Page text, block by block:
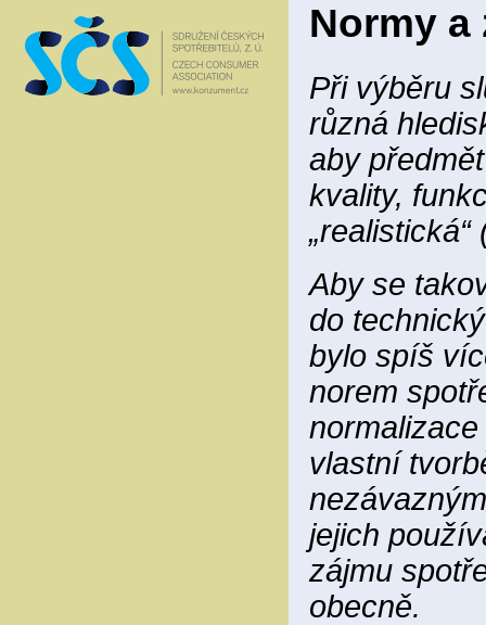
Normy
Při výběru
různá
aby
kvality,
Aby se
do
bylo spíš
norem
vlastní
jejich
zájmu
obecně.